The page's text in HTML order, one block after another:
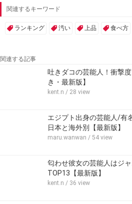
関連するキーワード
ランキング 汚い 上品 食べ方
関連する記事
吐きダコの芸能人！衝撃
き・最新版】
kent.n / 28 view
エジプト出身の芸能人/有
日本と海外別【最新版】
maru.wanwan / 54 view
匂わせ彼女の芸能人はジ
TOP13【最新版】
kent.n / 36 view